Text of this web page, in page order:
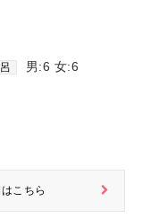
男:6 女:6
こちら